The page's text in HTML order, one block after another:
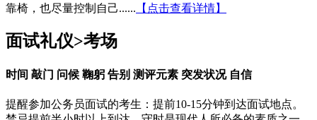
靠椅，也尽量控制自己...... 【点击查看详情】
面试礼仪>考场
时间 敲门 问候 鞠躬 告别 测评元素 突发状况 自信
提醒参加公务员面试的考生：提前10-15分钟到达面试地点。